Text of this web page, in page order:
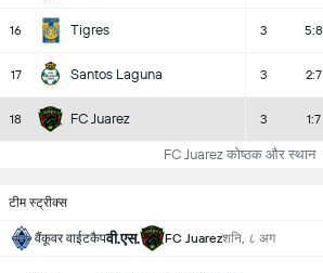
16 Tigres 3 5:8
17 Santos Laguna 3 2:7
18 FC Juarez 3 1:7
FC Juarez कोष्ठक और स्थान
टीम स्ट्रीक्स
वैंकूवर वाईटकैपवी.एस. FC Juarezशनि, ८ अग